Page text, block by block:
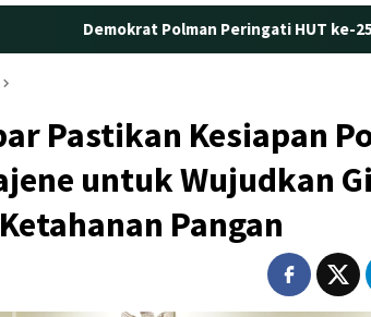
Polman Peringati HUT ke-25 dengan
Pastikan Kesiapan
untuk Wujudkan
Pangan